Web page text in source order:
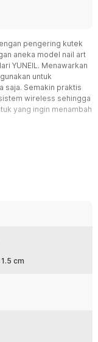
pengering kutek
aneka model nail art
YUNEIL. Menawarkan
untuk
saja. Semakin praktis
wireless sehingga
yang ingin menambah
yang mirip
yang kecil juga
durasi
butuh waktu
2 detik dan
365 nm,
cm